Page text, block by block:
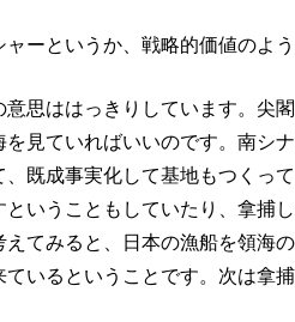
ーというか、戦略的価値のよ
思ははっきりしています。尖
見ていればいいのです。南シ
既成事実化して基地もつくっ
いうこともしていたり、拿捕
てみると、日本の漁船を領海
いるということです。次は拿捕